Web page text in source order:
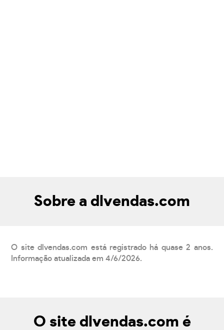
Sobre a dlvendas.com
O site dlvendas.com está registrado há quase 2 anos.
Informação atualizada em 4/6/2026.
O site dlvendas.com é